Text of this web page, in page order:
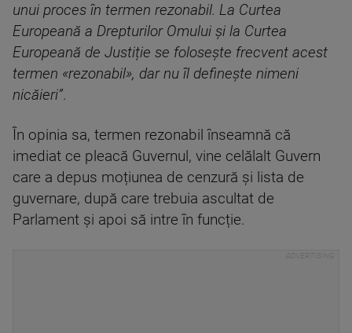
unui proces în termen rezonabil. La Curtea
Europeană a Drepturilor Omului și la Curtea
Europeană de Justiție se folosește frecvent acest
termen «rezonabil», dar nu îl definește nimeni
nicăieri”.
În opinia sa, termen rezonabil înseamnă că
imediat ce pleacă Guvernul, vine celălalt Guvern
care a depus moțiunea de cenzură și lista de
guvernare, după care trebuia ascultat de
Parlament și apoi să intre în funcție.